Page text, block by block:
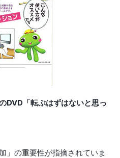
DVD「転ぶはずはないと思っ
」の重要性が指摘されていま